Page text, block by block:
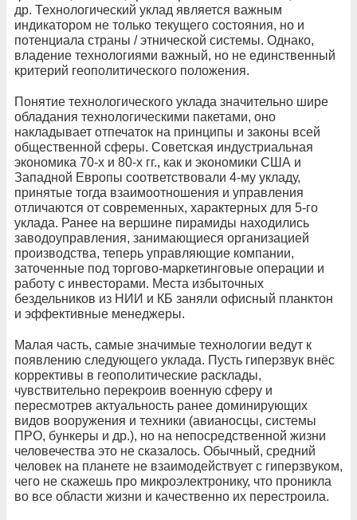
др. Технологический уклад является важным
индикатором не только текущего состояния, но и
потенциала страны / этнической системы. Однако,
владение технологиями важный, но не единственный
критерий геополитического положения.
Понятие технологического уклада значительно шире
обладания технологическими пакетами, оно
накладывает отпечаток на принципы и законы всей
общественной сферы. Советская индустриальная
экономика 70-х и 80-х гг., как и экономики США и
Западной Европы соответствовали 4-му укладу,
принятые тогда взаимоотношения и управления
отличаются от современных, характерных для 5-го
уклада. Ранее на вершине пирамиды находились
заводоуправления, занимающиеся организацией
производства, теперь управляющие компании,
заточенные под торгово-маркетинговые операции и
работу с инвесторами. Места избыточных
бездельников из НИИ и КБ заняли офисный планктон
и эффективные менеджеры.
Малая часть, самые значимые технологии ведут к
появлению следующего уклада. Пусть гиперзвук внёс
коррективы в геополитические расклады,
чувствительно перекроив военную сферу и
пересмотрев актуальность ранее доминирующих
видов вооружения и техники (авианосцы, системы
ПРО, бункеры и др.), но на непосредственной жизни
человечества это не сказалось. Обычный, средний
человек на планете не взаимодействует с гиперзвуком,
чего не скажешь про микроэлектронику, что проникла
во все области жизни и качественно их перестроила.